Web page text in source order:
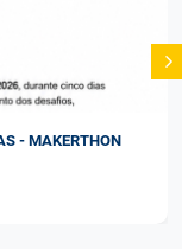
- MAKERTHON